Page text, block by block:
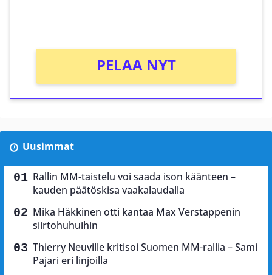
PELAA NYT
Uusimmat
Rallin MM-taistelu voi saada ison käänteen –
kauden päätöskisa vaakalaudalla
Mika Häkkinen otti kantaa Max Verstappenin
siirtohuhuihin
Thierry Neuville kritisoi Suomen MM-rallia – Sami
Pajari eri linjoilla